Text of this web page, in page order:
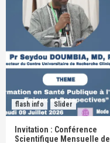
flash info Slider
Invitation : Conférence
Scientifique Mensuelle de